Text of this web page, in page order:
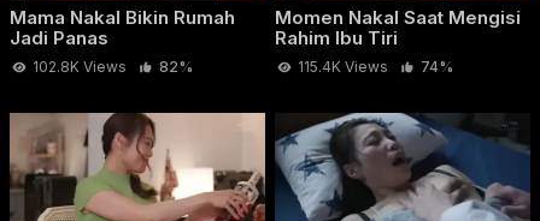
Mama Nakal Bikin Rumah
Jadi Panas
102.8K Views 82%
Momen Nakal Saat Mengisi
Rahim Ibu Tiri
115.4K Views 74%